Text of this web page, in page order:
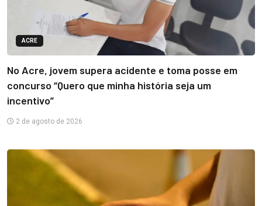
ACRE
No Acre, jovem supera acidente e toma posse em
concurso “Quero que minha história seja um
incentivo”
2 de agosto de 2026